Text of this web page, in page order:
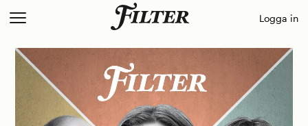
Skip
content
Logga in